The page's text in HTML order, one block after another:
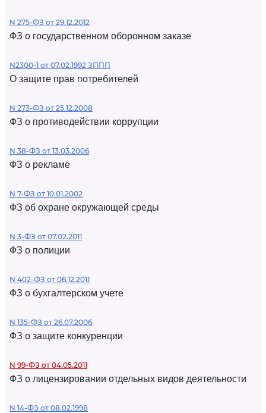
N 275-ФЗ от 29.12.2012
ФЗ о государственном оборонном заказе
N2300-1 от 07.02.1992 ЗППП
О защите прав потребителей
N 273-ФЗ от 25.12.2008
ФЗ о противодействии коррупции
N 38-ФЗ от 13.03.2006
ФЗ о рекламе
N 7-ФЗ от 10.01.2002
ФЗ об охране окружающей среды
N 3-ФЗ от 07.02.2011
ФЗ о полиции
N 402-ФЗ от 06.12.2011
ФЗ о бухгалтерском учете
N 135-ФЗ от 26.07.2006
ФЗ о защите конкуренции
N 99-ФЗ от 04.05.2011
ФЗ о лицензировании отдельных видов деятельности
N 14-ФЗ от 08.02.1998